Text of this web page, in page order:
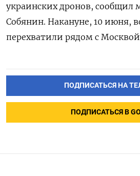
украинских дронов, сообщил
Собянин. Накануне, 10 июня,
перехватили рядом с
ПОДПИСАТЬСЯ НА
ПОДПИСАТЬСЯ В